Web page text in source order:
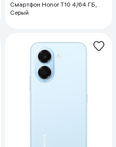
Смартфон Honor T10 4/64 ГБ,
Серый